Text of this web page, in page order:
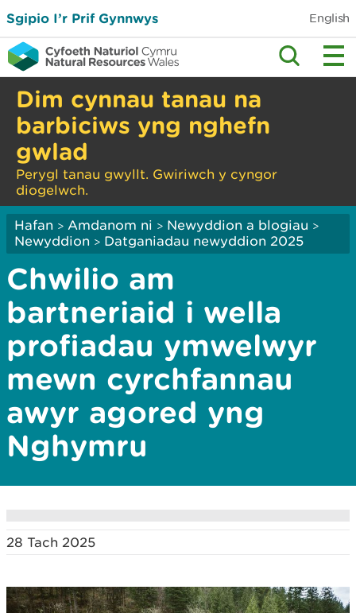
Sgipio I’r Prif Gynnwys English
Dim cynnau tanau na
barbiciws yng nghefn
gwlad
Perygl tanau gwyllt. Gwiriwch y cyngor
diogelwch.
Hafan > Amdanom ni > Newyddion a blogiau >
Newyddion > Datganiadau newyddion 2025
Chwilio am
bartneriaid i wella
profiadau ymwelwyr
mewn cyrchfannau
awyr agored yng
Nghymru
28 Tach 2025